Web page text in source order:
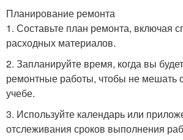
Планирование ремонта
1. Составьте план ремонта, включая
расходных материалов.
2. Запланируйте время, когда вы
ремонтные работы, чтобы не мешать
учебе.
3. Используйте календарь или
отслеживания сроков выполнения